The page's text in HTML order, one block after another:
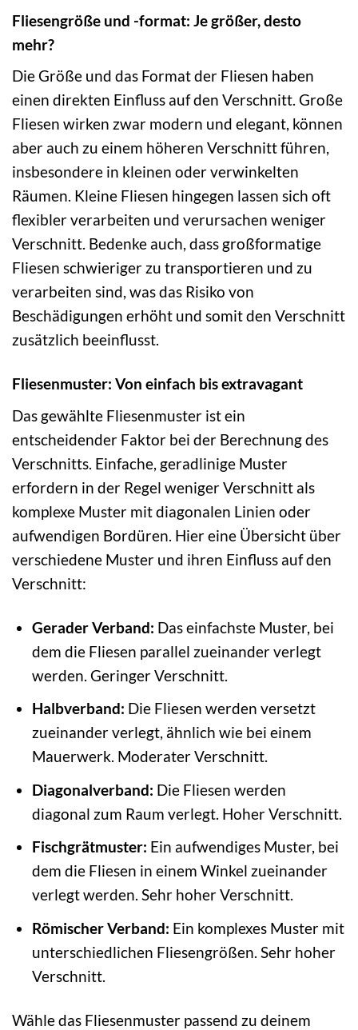
Fliesengröße und -format: Je größer, desto
mehr?
Die Größe und das Format der Fliesen haben
einen direkten Einfluss auf den Verschnitt. Große
Fliesen wirken zwar modern und elegant, können
aber auch zu einem höheren Verschnitt führen,
insbesondere in kleinen oder verwinkelten
Räumen. Kleine Fliesen hingegen lassen sich oft
flexibler verarbeiten und verursachen weniger
Verschnitt. Bedenke auch, dass großformatige
Fliesen schwieriger zu transportieren und zu
verarbeiten sind, was das Risiko von
Beschädigungen erhöht und somit den Verschnitt
zusätzlich beeinflusst.
Fliesenmuster: Von einfach bis extravagant
Das gewählte Fliesenmuster ist ein
entscheidender Faktor bei der Berechnung des
Verschnitts. Einfache, geradlinige Muster
erfordern in der Regel weniger Verschnitt als
komplexe Muster mit diagonalen Linien oder
aufwendigen Bordüren. Hier eine Übersicht über
verschiedene Muster und ihren Einfluss auf den
Verschnitt:
Gerader Verband: Das einfachste Muster, bei
dem die Fliesen parallel zueinander verlegt
werden. Geringer Verschnitt.
Halbverband: Die Fliesen werden versetzt
zueinander verlegt, ähnlich wie bei einem
Mauerwerk. Moderater Verschnitt.
Diagonalverband: Die Fliesen werden
diagonal zum Raum verlegt. Hoher Verschnitt.
Fischgrätmuster: Ein aufwendiges Muster, bei
dem die Fliesen in einem Winkel zueinander
verlegt werden. Sehr hoher Verschnitt.
Römischer Verband: Ein komplexes Muster mit
unterschiedlichen Fliesengrößen. Sehr hoher
Verschnitt.
Wähle das Fliesenmuster passend zu deinem